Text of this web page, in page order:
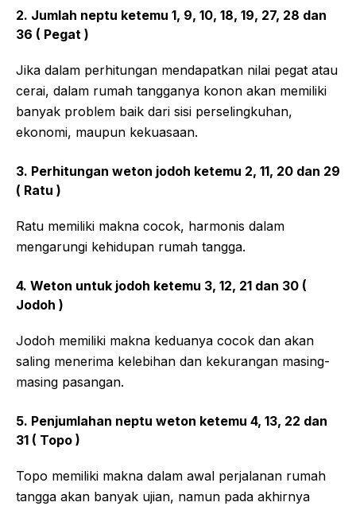
2. Jumlah neptu ketemu 1, 9, 10, 18, 19, 27, 28 dan
36 ( Pegat )
Jika dalam perhitungan mendapatkan nilai pegat atau
cerai, dalam rumah tangganya konon akan memiliki
banyak problem baik dari sisi perselingkuhan,
ekonomi, maupun kekuasaan.
3. Perhitungan weton jodoh ketemu 2, 11, 20 dan 29
( Ratu )
Ratu memiliki makna cocok, harmonis dalam
mengarungi kehidupan rumah tangga.
4. Weton untuk jodoh ketemu 3, 12, 21 dan 30 (
Jodoh )
Jodoh memiliki makna keduanya cocok dan akan
saling menerima kelebihan dan kekurangan masing-
masing pasangan.
5. Penjumlahan neptu weton ketemu 4, 13, 22 dan
31 ( Topo )
Topo memiliki makna dalam awal perjalanan rumah
tangga akan banyak ujian, namun pada akhirnya